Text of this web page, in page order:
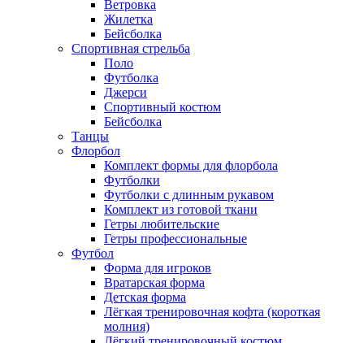
Ветровка
Жилетка
Бейсболка
Спортивная стрельба
Поло
Футболка
Джерси
Спортивный костюм
Бейсболка
Танцы
Флорбол
Комплект формы для флорбола
Футболки
Футболки с длинным рукавом
Комплект из готовой ткани
Гетры любительские
Гетры профессиональные
Футбол
Форма для игроков
Вратарская форма
Детская форма
Лёгкая тренировочная кофта (короткая
молния)